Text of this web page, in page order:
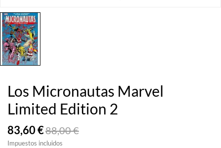
Los Micronautas Marvel
Limited Edition 2
83,60 €88,00 €
Impuestos incluidos